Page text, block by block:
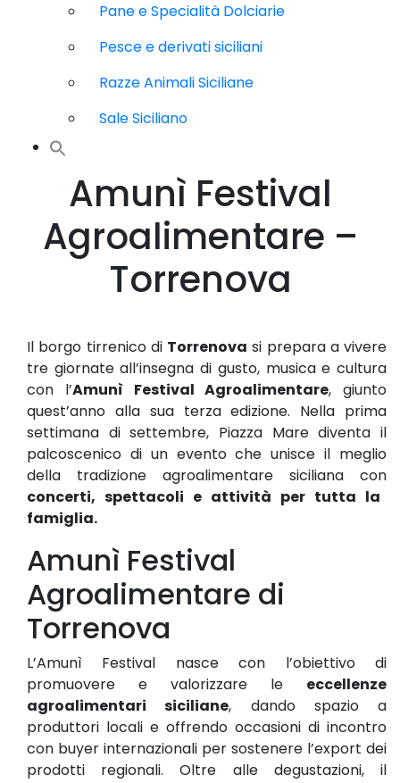
Pane e Specialità Dolciarie
Pesce e derivati siciliani
Razze Animali Siciliane
Sale Siciliano
Amunì Festival
Agroalimentare –
Torrenova
Il borgo tirrenico di Torrenova si prepara a vivere
tre giornate all’insegna di gusto, musica e cultura
con l’Amunì Festival Agroalimentare, giunto
quest’anno alla sua terza edizione. Nella prima
settimana di settembre, Piazza Mare diventa il
palcoscenico di un evento che unisce il meglio
della tradizione agroalimentare siciliana con
concerti, spettacoli e attività per tutta la
famiglia.
Amunì Festival
Agroalimentare di
Torrenova
L’Amunì Festival nasce con l’obiettivo di
promuovere e valorizzare le eccellenze
agroalimentari siciliane, dando spazio a
produttori locali e offrendo occasioni di incontro
con buyer internazionali per sostenere l’export dei
prodotti regionali. Oltre alle degustazioni, il